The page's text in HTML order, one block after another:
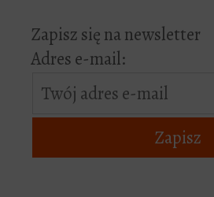
Zapisz się na newsletter
Adres e-mail: